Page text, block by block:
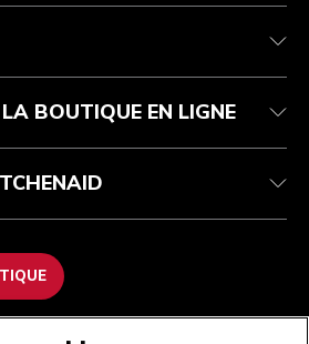
BOUTIQUE EN LIGNE